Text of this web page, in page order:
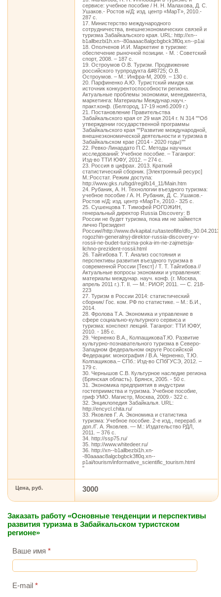
сервисе: учебное пособие / Н. Н. Малахова, Д. С.
Ушаков.- Ростов н/Д: изд. центр «МарТ», 2010.-
287 с.
17. Министерство международного
сотрудничества, внешнеэкономических связей и
туризма Забайкальского края. URL: http://xn--
b1allbezbi1h.xn--80aaaac8algcbgbck3fl0q.xn--p1ai
18. Ополченов И.И. Маркетинг в туризме:
обеспечение рыночной позиции. - М. : Советский
спорт, 2008. – 187 с.
19. Остроумов О.В. Туризм. Продвижение
российского турпродукта &#8725; О.В.
Остроумов. – М.: Инфра-М, 2009. – 130 с.
20. Парфиненко А.Ю. Туристский имидж как
источник конкурентоспособности региона.
Актуальные проблемы экономики, менеджмента,
маркетинга: Материалы Междунар.науч.-
практ.конф. (Белгород, 17-19 нояб.2009 г.)
21. Постановление Правительства
Забайкальского края от 29 мая 2014 г. N 314 ""Об
утверждении государственной программы
Забайкальского края ""Развитие международной,
внешнеэкономической деятельности и туризма в
Забайкальском крае (2014 - 2020 годы)""
22. Ревко-Линардато П.С. Методы научных
исследований: Учебное пособие. – Таганрог:
Изд-во ТТИ ЮФУ, 2012. – 274 с.
23. Россия в цифрах. 2013. Краткий
статистический сборник. [Электронный ресурс]
М.:Росстат. Режим доступа:
http://www.gks.ru/bgd/regl/b14_11/Main.htm
24. Рубаник, А. Н. Технологии въездного туризма:
учебное пособие / А. Н. Рубаник, Д. С. Ушаков.-
Ростов н/Д: изд. центр «МарТ», 2010.- 325 с.
25. Сушенцова Т. Тимофей РОГОЖИН,
генеральный директор Russia Discovery: В
России не будет туризма, пока им не займется
лично Президент
России//http://www.dvkapital.ru/tasteoflife/
rogozhin-generalnyj-direktor-russia-discovery-v-
rossii-ne-budet-turizma-poka-im-ne-zajmetsja-
lichno-prezident-rossii.html
26. Тайгибова Т. Т. Анализ состояния и
перспективы развития въездного туризма в
современной России [Текст] / Т. Т. Тайгибова //
Актуальные вопросы экономики и управления:
материалы междунар. науч. конф. (г. Москва,
апрель 2011 г.).Т. II. — М.: РИОР, 2011. — С. 218-
223
27. Туризм в России 2014: статистический
сборник/ Гос. ком. РФ по статистике. – М.: Б.И.,
2014.
28. Фролова Т.А. Экономика и управление в
сфере социально-культурного сервиса и
туризма: конспект лекций. Таганрог: ТТИ ЮФУ,
2010. - 185 с.
29. Черненко В.А., КолпащиковаТ.Ю. Развитие
культурно-познавательного туризма в Северо-
Западном федеральном округе Российской
Федерации: монография / В.А. Черненко, Т.Ю.
Колпащикова.– СПб.: Изд-во СПбГУСЭ, 2012. –
179 с.
30. Чернышов С.В. Культурное наследие региона
(Брянская область). Брянск, 2005. - 50 с.
31. Экономика предприятия в индустрии
гостеприимства и туризма. Учебное пособие,
гриф УМО. Магистр, Москва, 2009.- 322 с.
32. Энциклопедия Забайкалья. URL:
http://encycl.chita.ru/
33. Яковлев Г. А. Экономика и статистика
туризма: Учебное пособие. 2-е изд., перераб. и
доп./Г. А. Яковлев. — М.: Издательство РДЛ,
2011. – 376 с.
34. http://ssp75.ru/
35. http://www.whitedeer.ru/
36. http://xn--b1allbezbi1h.xn-
-80aaaac8algcbgbck3fl0q.xn--
p1ai/tourism/informative_scientific_tourism.html
"
Цена, руб. 3000
Заказать работу «Основные тенденции и перспективы
развития туризма в Забайкальском туристском
регионе»
Ваше имя *
E-mail *